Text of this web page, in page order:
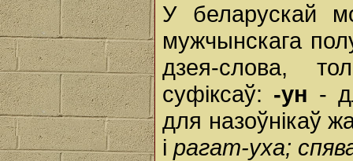
У беларускай
мужчынскага
дзея-слова,
суфіксаў: -ун -
для назоўнікаў
і рагат-уха;